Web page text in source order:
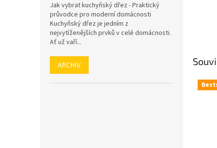
Jak vybrat kuchyňský dřez - Praktický
průvodce pro moderní domácnosti
Kuchyňský dřez je jedním z
nejvytíženějších prvků v celé domácnosti.
Ať už vaří...
ARCHIV